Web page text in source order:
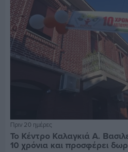
Πριν 20 ημέρες
Το Κέντρο Καλαγκιά Α.
10 χρόνια και προσφέρει